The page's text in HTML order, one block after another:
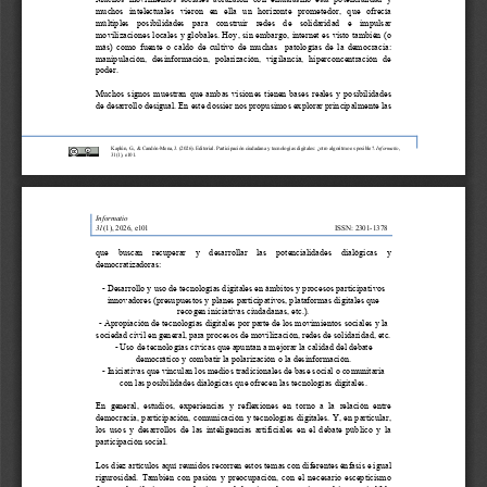
Kaplún, G., & Candón -Mena, J. (2026). Editorial. Participación ciudadana y tecnologías digitales: ¿otro algoritmo es posible?. Informatio
31(1), e101
muchos   intelectuales   vieron   en   ella   un   horizonte   prometedor,   que   ofrecía
múltiples    posibilidades    para    construir    redes    de    solidaridad    e    impulsar
movilizaciones locales y globales. Hoy, sin embargo, internet es visto también (o
más)  como  fuente  o  caldo  de  cultivo  de  muchas    patologías  de  la  democracia:
manipulación,  desinformación,  polarización,  vigilancia,  hiperconcentración  de
poder.
Muchos  signos  muestran  que  ambas  visiones  tienen  bases  reales  y  posibilidades
de desarrollo desigual. En este dossier nos propusimos explorar principalmente las
Informatio
31(1), 2026 e101 ISSN: 2301 1378
que    buscan    recuperar    y    desarrollar    las    potencialidades    dialógicas    y
democratizadoras:
- Desarrollo y uso de tecnologías digitales en ámbitos y procesos participativos
innovadores (presupuestos y planes participativos, plataformas digitales que
recogen iniciativas ciudadanas, etc.).
- Apropiación de tecnologías digitales por parte de los movimientos sociales y la
sociedad civil en general, para procesos de movilización, redes de solidaridad, etc.
-Uso de tecnologías cívicas que apuntan a mejorar la calidad del debate
democrático y combatir la polarización o la desinformación.
- Iniciativas que vinculan los medios tradicionales de base social o comunitaria
con las posibilidades dialógicas que ofrecen las tecnologías digitales.
En  general,  estudios,  experiencias  y  reflexiones  en  torno  a  la  relación  entre
democracia, participación, comunicación y tecnologías digitales. Y, en particular,
los  usos  y  desarrollos  de  las  inteligencias  artificiales  en  el  debate  público  y  la
participación social.
Los diez artículos aquí reunidos recorren estos temas con diferentes énfasis e igual
rigurosidad.  También  con  pasión  y  preocupación,  con  el  necesario  escepticismo